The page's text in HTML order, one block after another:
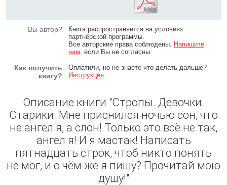
Вы автор?
Книга распространяется на условиях
партнёрской программы.
Все авторские права соблюдены. Напишите
нам, если Вы не согласны.
Как получить
книгу?
Оплатили, но не знаете что делать дальше?
Инструкция.
Описание книги "Стропы. Девочки.
Старики. Мне приснился ночью сон, что
не ангел я, а слон! Только это всё не так,
ангел я! И я мастак! Написать
пятнадцать строк, чтоб никто понять
не мог, и о чём же я пишу? Прочитай мою
душу!"